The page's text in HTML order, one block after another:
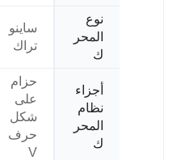
نوع
المحر
ك
ساينو
تراك
أجزاء
نظام
المحر
ك
حزام
على
شكل
حرف
V